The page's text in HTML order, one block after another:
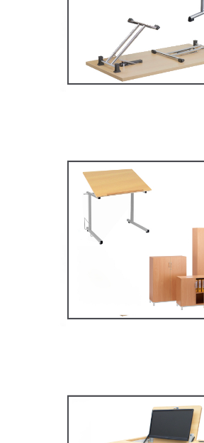
Tables Multifonctions
MOBILIER SCOLAIRE
Mobilier secondaire /
supérieur
MOBILIER SCOLAIRE